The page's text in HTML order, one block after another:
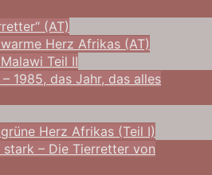
(AT)
Herz Afrikas (AT)
Teil II
1985, das Jahr, das alles
Herz Afrikas (Teil I)
stark – Die Tierretter von